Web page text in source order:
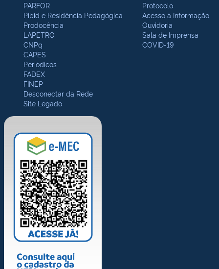
PARFOR
Pibid e Residência Pedagógica
Prodocência
LAPETRO
CNPq
CAPES
Periódicos
FADEX
FINEP
Desconectar da Rede
Site Legado
Protocolo
Acesso à Informação
Ouvidoria
Sala de Imprensa
COVID-19